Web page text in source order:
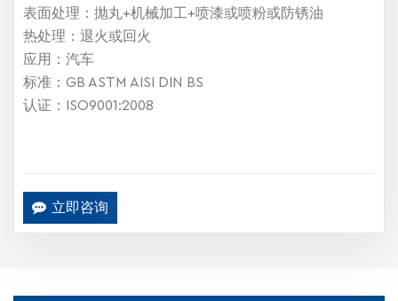
表面处理：抛丸+机械加工+喷漆或喷粉或防锈油
热处理：退火或回火
应用：汽车
标准：GB ASTM AISI DIN BS
认证：ISO9001:2008
立即咨询